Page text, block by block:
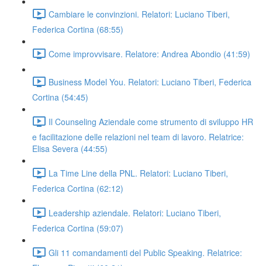
Cambiare le convinzioni. Relatori: Luciano Tiberi,
Federica Cortina (68:55)
Come improvvisare. Relatore: Andrea Abondio (41:59)
Business Model You. Relatori: Luciano Tiberi, Federica
Cortina (54:45)
Il Counseling Aziendale come strumento di sviluppo HR
e facilitazione delle relazioni nel team di lavoro. Relatrice:
Elisa Severa (44:55)
La Time Line della PNL. Relatori: Luciano Tiberi,
Federica Cortina (62:12)
Leadership aziendale. Relatori: Luciano Tiberi,
Federica Cortina (59:07)
Gli 11 comandamenti del Public Speaking. Relatrice: